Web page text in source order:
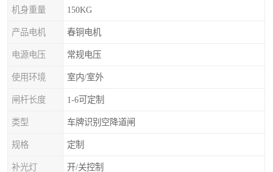
机身重量 150KG
产品电机 春铜电机
电源电压 常规电压
使用环境 室内/室外
闸杆长度 1-6可定制
类型 车牌识别空降道闸
规格 定制
补光灯 开/关控制